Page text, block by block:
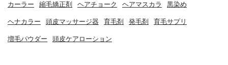
カーラー 縮毛矯正剤 ヘアチョーク ヘアマスカラ 黒染め
ヘナカラー 頭皮マッサージ器 育毛剤 発毛剤 育毛サプリ
増毛パウダー 頭皮ケアローション